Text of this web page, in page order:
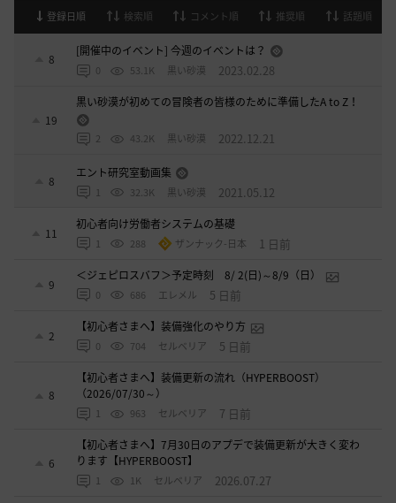
登録日順 検索順 コメント順 推奨順 話題順
8
[開催中のイベント] 今週のイベントは？
0 53.1K 黒い砂漠 2023.02.28
19
黒い砂漠が初めての冒険者の皆様のために準備したA to Z！
2 43.2K 黒い砂漠 2022.12.21
8
エント研究室動画集
1 32.3K 黒い砂漠 2021.05.12
11
初心者向け労働者システムの基礎
1 288 ザンナック-日本 1 日前
9
＜ジェピロスバフ＞予定時刻 8/ 2(日)～8/9（日）
0 686 エレメル 5 日前
2
【初心者さまへ】装備強化のやり方
0 704 セルベリア 5 日前
8
【初心者さまへ】装備更新の流れ（HYPERBOOST）
（2026/07/30～）
1 963 セルベリア 7 日前
6
【初心者さまへ】7月30日のアプデで装備更新が大きく変わ
ります【HYPERBOOST】
1 1K セルベリア 2026.07.27